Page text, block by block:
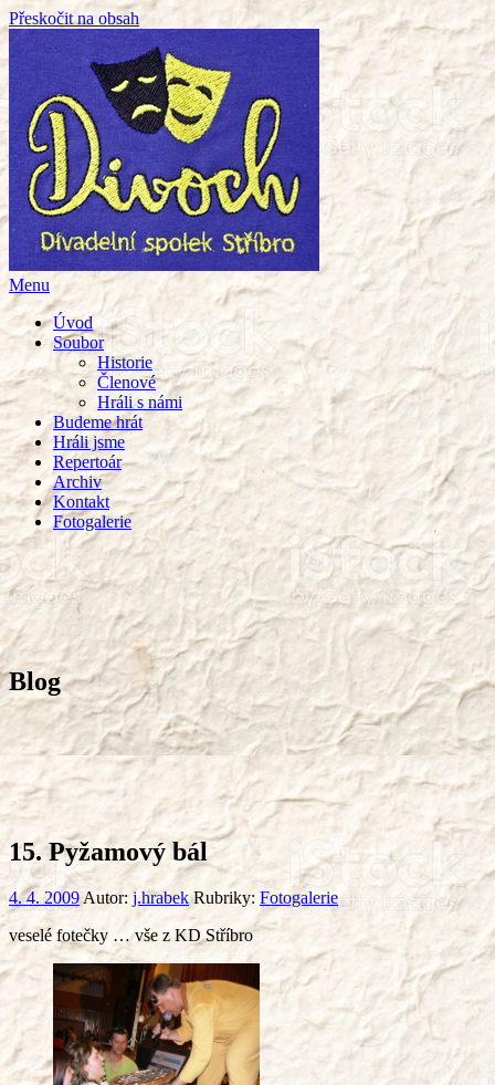
Přeskočit na obsah
Menu
Úvod
Soubor
Historie
Členové
Hráli s námi
Budeme hrát
Hráli jsme
Repertoár
Archiv
Kontakt
Fotogalerie
Blog
15. Pyžamový bál
4. 4. 2009Autor: j.hrabek Rubriky: Fotogalerie
veselé fotečky … vše z KD Stříbro